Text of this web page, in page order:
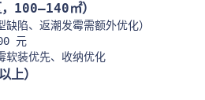
100–140㎡）
缺陷、返潮发霉需额外优化）
元
软装优先、收纳优化
）